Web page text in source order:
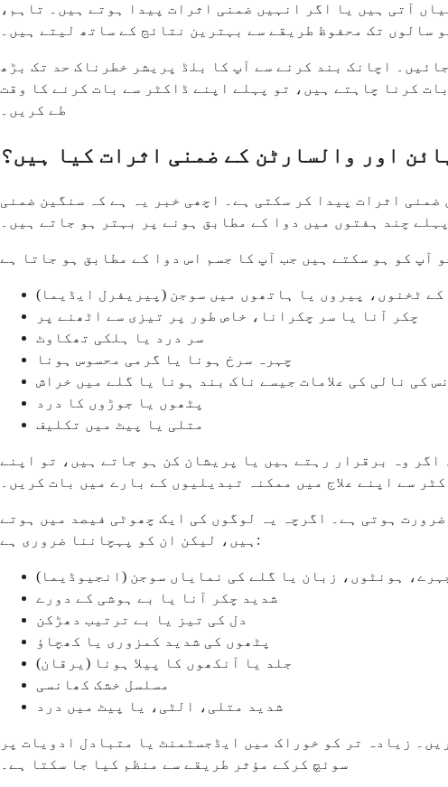
آتی ہیں یا اگر انہیں ضمنی اثرات پیدا ہوتے ہیں۔ تاہم،
سالوں تک محفوظ طریقے سے بہترین نتائج کے ساتھ لیتے ہیں۔
اچانک بند کرنے سے آپ کا بلڈ پریشر خطرناک حد تک بڑھ
کرنا چاہتے ہیں، تو پہلے اپنے ڈاکٹر سے بات کرنے کا وقت
طے کریں۔
اور والسارٹن کے ضمنی اثرات کیا ہیں؟
اثرات پیدا کر سکتی ہے۔ اچھی خبر یہ ہے کہ سنگین ضمنی
چند ہفتوں میں دوا کے مطابق ہونے پر بہتر ہو جاتے ہیں۔
کے ٹخنوں، پیروں یا ہاتھوں میں سوجن (پیریفرل ایڈیما)
چکر آنا یا سر چکرانا، خاص طور پر تیزی سے اٹھنے پر
سر درد یا ہلکی تھکاوٹ
چہرہ سرخ ہونا یا گرمی محسوس ہونا
کی نالی کی علامات جیسے ناک بند ہونا یا گلے میں خراش
پٹھوں یا جوڑوں کا درد
متلی یا پیٹ میں تکلیف
ہو جاتا ہے۔ اگر وہ برقرار رہتے ہیں یا پریشان کن ہو جاتے ہیں، تو اپنے
سے اپنے علاج میں ممکنہ تبدیلیوں کے بارے میں بات کریں۔
ہوتی ہے۔ اگرچہ یہ لوگوں کی ایک چھوٹی فیصد میں ہوتے
ہیں، لیکن ان کو پہچاننا ضروری ہے:
ہونٹوں، زبان یا گلے کی نمایاں سوجن (انجیوڈیما)
شدید چکر آنا یا بے ہوشی کے دورے
دل کی تیز یا بے ترتیب دھڑکن
پٹھوں کی شدید کمزوری یا کھچاؤ
جلد یا آنکھوں کا پیلا ہونا (یرقان)
مسلسل خشک کھانسی
شدید متلی، الٹی، یا پیٹ میں درد
زیادہ تر کو خوراک میں ایڈجسٹمنٹ یا متبادل ادویات پر
سوئچ کرکے مؤثر طریقے سے منظم کیا جا سکتا ہے۔